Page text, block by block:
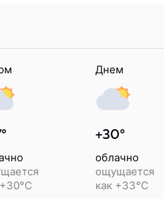
Днем
+30°
облачно
ощущается
как +33°C